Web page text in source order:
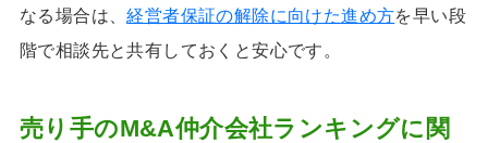
なる場合は、経営者保証の解除に向けた進め方を早い段
階で相談先と共有しておくと安心です。
売り手のM&A仲介会社ランキングに関